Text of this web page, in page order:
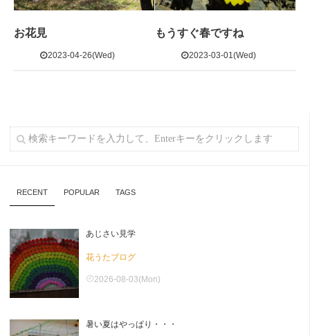
お花見
2023-04-26(Wed)
もうすぐ春ですね
2023-03-01(Wed)
RECENT POPULAR TAGS
あじさい見学
花うたブログ
2026-08-03(Mon)
暑い夏はやっぱり・・・